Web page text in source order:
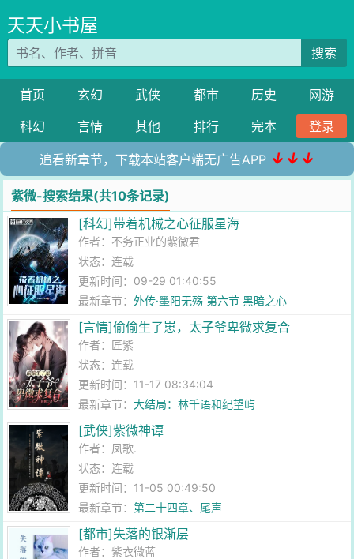
天天小书屋
搜索
首页 玄幻 武侠 都市 历史
网游
科幻
言情 其他 排行 完本 登录
追看新章节，下载本站客户端无广告APP ↓↓↓
紫微-搜索结果(共10条记录)
[科幻]带着机械之心征服星海
作者： 不务正业的紫微君
状态：连载
更新时间：09-29 01:40:55
最新章节：外传·墨阳无殇 第六节 黑暗之心
[言情]偷偷生了崽，太子爷卑微求复合
作者： 匠紫
状态：连载
更新时间：11-17 08:34:04
最新章节：大结局：林千语和纪望屿
[武侠]紫微神谭
作者： 凤歌.
状态：连载
更新时间：11-05 00:49:50
最新章节：第二十四章、尾声
[都市]失落的银渐层
作者：紫衣微蓝